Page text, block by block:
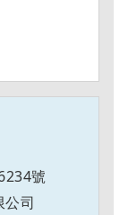
號
公司